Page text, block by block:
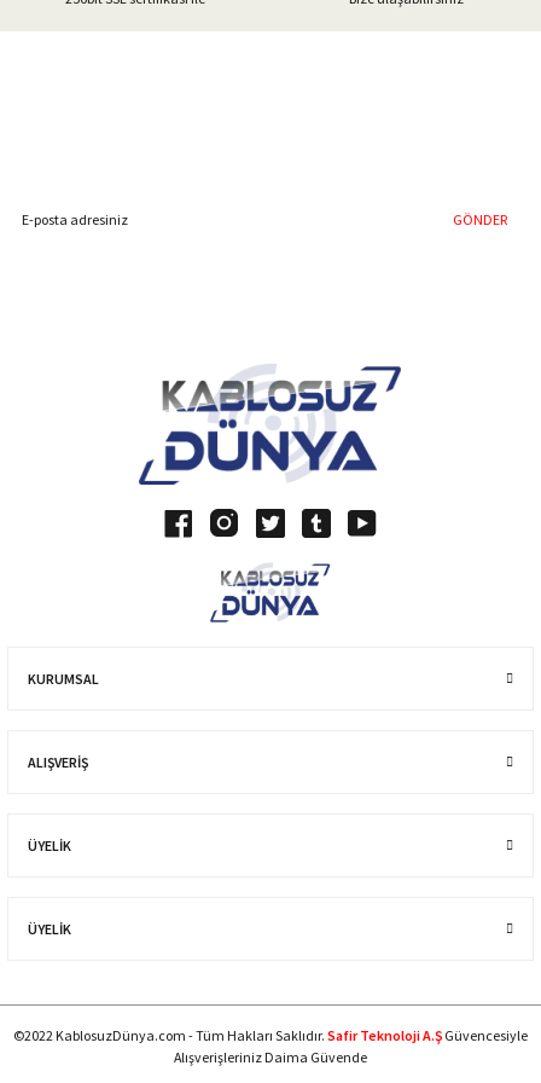
Gönder
GÖNDER
KURUMSAL
ALIŞVERIŞ
ÜYELİK
ÜYELİK
©2022 KablosuzDünya.com - Tüm Hakları Saklıdır. Safir Teknoloji A.Ş Güvencesiyle
Alışverişleriniz Daima Güvende